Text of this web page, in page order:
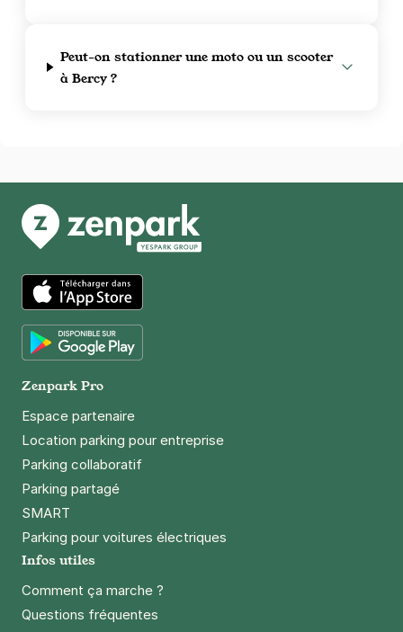
Peut-on stationner une moto ou un scooter
à Bercy ?
App Store
Zenpark Pro
Espace partenaire
Location parking pour entreprise
Parking collaboratif
Parking partagé
SMART
Parking pour voitures électriques
Infos utiles
Comment ça marche ?
Questions fréquentes